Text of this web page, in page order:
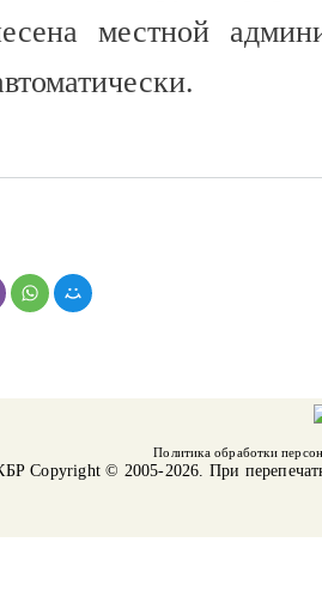
местной
Политика обработки
Copyright © 2005-2026. При